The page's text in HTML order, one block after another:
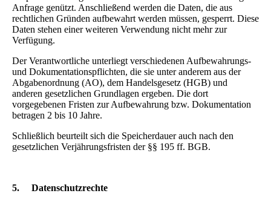
Anfrage genützt. Anschließend werden die Daten, die aus
rechtlichen Gründen aufbewahrt werden müssen, gesperrt. Diese
Daten stehen einer weiteren Verwendung nicht mehr zur
Verfügung.
Der Verantwortliche unterliegt verschiedenen Aufbewahrungs-
und Dokumentationspflichten, die sie unter anderem aus der
Abgabenordnung (AO), dem Handelsgesetz (HGB) und
anderen gesetzlichen Grundlagen ergeben. Die dort
vorgegebenen Fristen zur Aufbewahrung bzw. Dokumentation
betragen 2 bis 10 Jahre.
Schließlich beurteilt sich die Speicherdauer auch nach den
gesetzlichen Verjährungsfristen der §§ 195 ff. BGB.
5. Datenschutzrechte